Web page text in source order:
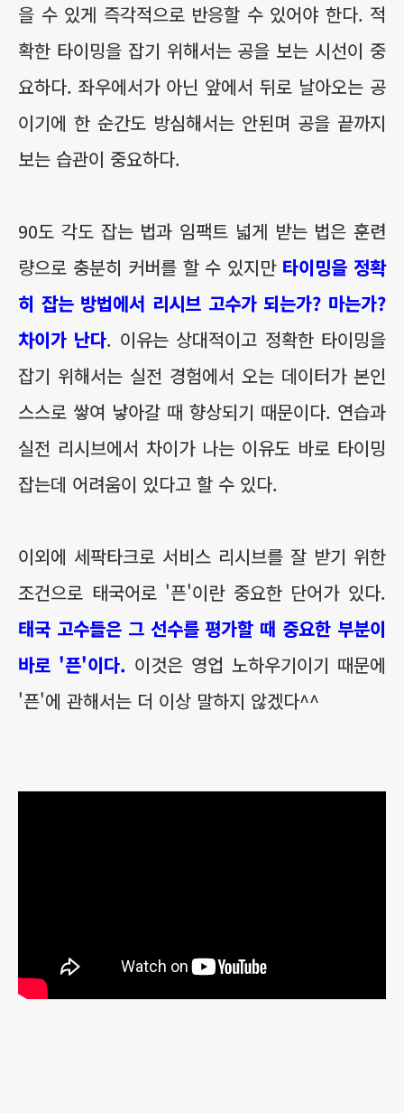
을 수 있게 즉각적으로 반응할 수 있어야 한다. 적
확한 타이밍을 잡기 위해서는 공을 보는 시선이 중
요하다. 좌우에서가 아닌 앞에서 뒤로 날아오는 공
이기에 한 순간도 방심해서는 안된며 공을 끝까지
보는 습관이 중요하다.
90도 각도 잡는 법과 임팩트 넓게 받는 법은 훈련
량으로 충분히 커버를 할 수 있지만 타이밍을 정확
히 잡는 방법에서 리시브 고수가 되는가? 마는가?
차이가 난다. 이유는 상대적이고 정확한 타이밍을
잡기 위해서는 실전 경험에서 오는 데이터가 본인
스스로 쌓여 낳아갈 때 향상되기 때문이다. 연습과
실전 리시브에서 차이가 나는 이유도 바로 타이밍
잡는데 어려움이 있다고 할 수 있다.
이외에 세팍타크로 서비스 리시브를 잘 받기 위한
조건으로 태국어로 '픈'이란 중요한 단어가 있다.
태국 고수들은 그 선수를 평가할 때 중요한 부분이
바로 '픈'이다. 이것은 영업 노하우기이기 때문에
'픈'에 관해서는 더 이상 말하지 않겠다^^